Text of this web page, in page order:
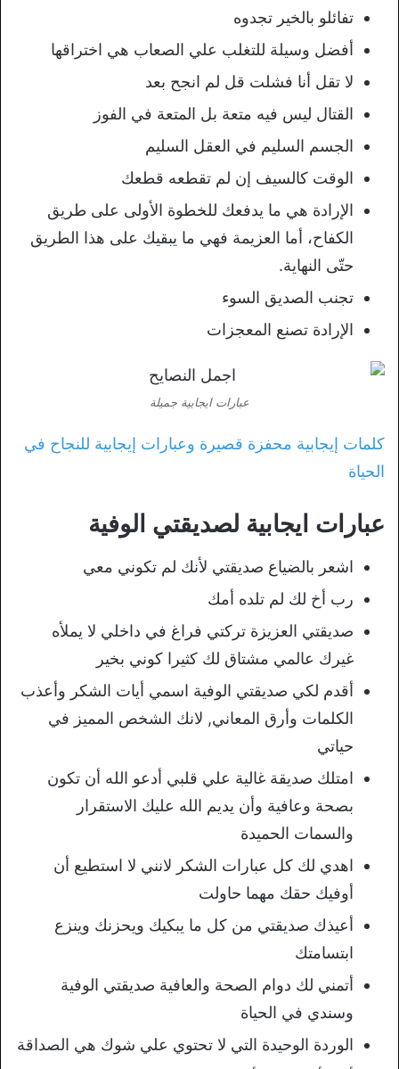
تفائلو بالخير تجدوه
أفضل وسيلة للتغلب علي الصعاب هي اختراقها
لا تقل أنا فشلت قل لم انجح بعد
القتال ليس فيه متعة بل المتعة في الفوز
الجسم السليم في العقل السليم
الوقت كالسيف إن لم تقطعه قطعك
الإرادة هي ما يدفعك للخطوة الأولى على طريق
الكفاح، أما العزيمة فهي ما يبقيك على هذا الطريق
حتّى النهاية.
تجنب الصديق السوء
الإرادة تصنع المعجزات
عبارات ايجابية جميلة
كلمات إيجابية محفزة قصيرة وعبارات إيجابية للنجاح في
الحياة
عبارات ايجابية لصديقتي الوفية
اشعر بالضياع صديقتي لأنك لم تكوني معي
رب أخ لك لم تلده أمك
صديقتي العزيزة تركتي فراغ في داخلي لا يملأه
غيرك عالمي مشتاق لك كثيرا كوني بخير
أقدم لكي صديقتي الوفية اسمي أيات الشكر وأعذب
الكلمات وأرق المعاني, لانك الشخص المميز في
حياتي
امتلك صديقة غالية علي قلبي أدعو الله أن تكون
بصحة وعافية وأن يديم الله عليك الاستقرار
والسمات الحميدة
اهدي لك كل عبارات الشكر لانني لا استطيع أن
أوفيك حقك مهما حاولت
أعيذك صديقتي من كل ما يبكيك ويحزنك وينزع
ابتسامتك
أتمني لك دوام الصحة والعافية صديقتي الوفية
وسندي في الحياة
الوردة الوحيدة التي لا تحتوي علي شوك هي الصداقة